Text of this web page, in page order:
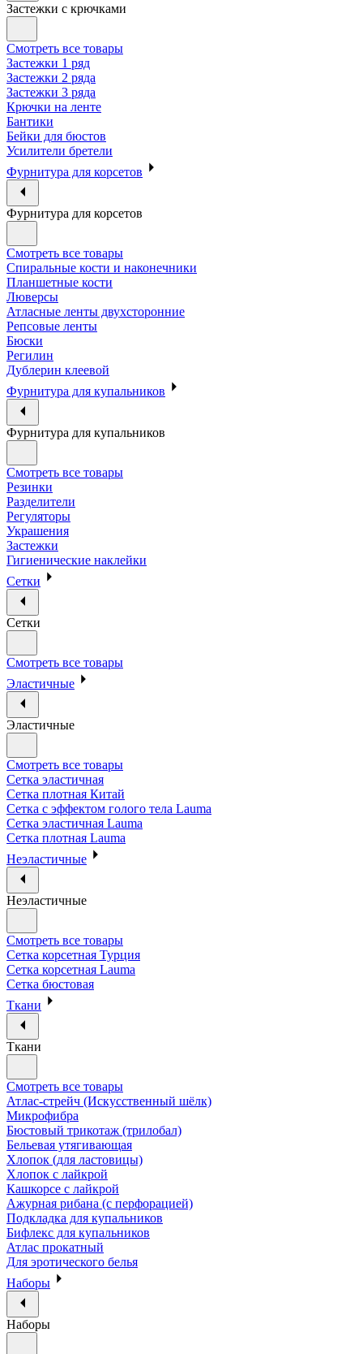
Застежки с крючками
Смотреть все товары
Застежки 1 ряд
Застежки 2 ряда
Застежки 3 ряда
Крючки на ленте
Бантики
Бейки для бюстов
Усилители бретели
Фурнитура для корсетов
Фурнитура для корсетов
Смотреть все товары
Спиральные кости и наконечники
Планшетные кости
Люверсы
Атласные ленты двухсторонние
Репсовые ленты
Бюски
Регилин
Дублерин клеевой
Фурнитура для купальников
Фурнитура для купальников
Смотреть все товары
Резинки
Разделители
Регуляторы
Украшения
Застежки
Гигиенические наклейки
Сетки
Сетки
Смотреть все товары
Эластичные
Эластичные
Смотреть все товары
Сетка эластичная
Сетка плотная Китай
Сетка с эффектом голого тела Lauma
Сетка эластичная Lauma
Сетка плотная Lauma
Неэластичные
Неэластичные
Смотреть все товары
Сетка корсетная Турция
Сетка корсетная Lauma
Сетка бюстовая
Ткани
Ткани
Смотреть все товары
Атлас-стрейч (Искусственный шёлк)
Микрофибра
Бюстовый трикотаж (трилобал)
Бельевая утягивающая
Хлопок (для ластовицы)
Хлопок с лайкрой
Кашкорсе с лайкрой
Ажурная рибана (с перфорацией)
Подкладка для купальников
Бифлекс для купальников
Атлас прокатный
Для эротического белья
Наборы
Наборы